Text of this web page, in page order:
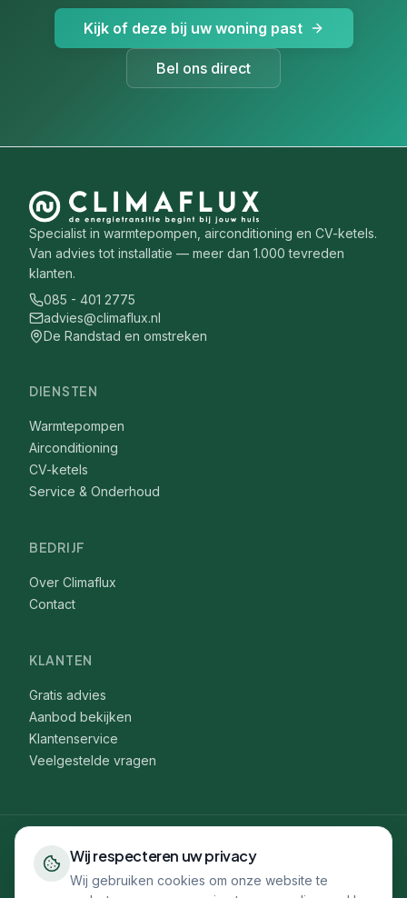
Wij respecteren uw privacy
Wij gebruiken cookies om onze website te
Kijk of deze bij uw woning past
Bel ons direct
Specialist in warmtepompen, airconditioning en CV-ketels.
Van advies tot installatie — meer dan 1.000 tevreden
klanten.
085 - 401 2775
advies@climaflux.nl
De Randstad en omstreken
DIENSTEN
Warmtepompen
Airconditioning
CV-ketels
Service & Onderhoud
BEDRIJF
Over Climaflux
Contact
KLANTEN
Gratis advies
Aanbod bekijken
Klantenservice
Veelgestelde vragen
WARMTEPOMP:Alphen aan den Rijn·Amstelveen
Delft· Den Haag·Dordrecht·Gouda ·Hilversum·Hoofddorp